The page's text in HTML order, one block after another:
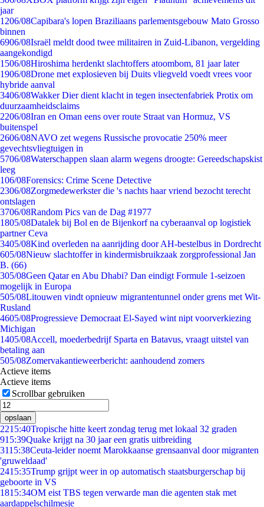
jaar
1206/08Capibara's lopen Braziliaans parlementsgebouw Mato Grosso
binnen
6906/08Israël meldt dood twee militairen in Zuid-Libanon, vergelding
aangekondigd
1506/08Hiroshima herdenkt slachtoffers atoombom, 81 jaar later
1906/08Drone met explosieven bij Duits vliegveld voedt vrees voor
hybride aanval
3406/08Wakker Dier dient klacht in tegen insectenfabriek Protix om
duurzaamheidsclaims
2206/08Iran en Oman eens over route Straat van Hormuz, VS
buitenspel
2606/08NAVO zet wegens Russische provocatie 250% meer
gevechtsvliegtuigen in
5706/08Waterschappen slaan alarm wegens droogte: Gereedschapskist
leeg
106/08Forensics: Crime Scene Detective
2306/08Zorgmedewerkster die 's nachts haar vriend bezocht terecht
ontslagen
3706/08Random Pics van de Dag #1977
1805/08Datalek bij Bol en de Bijenkorf na cyberaanval op logistiek
partner Ceva
3405/08Kind overleden na aanrijding door AH-bestelbus in Dordrecht
605/08Nieuw slachtoffer in kindermisbruikzaak zorgprofessional Jan
B. (66)
305/08Geen Qatar en Abu Dhabi? Dan eindigt Formule 1-seizoen
mogelijk in Europa
505/08Litouwen vindt opnieuw migrantentunnel onder grens met Wit-
Rusland
4605/08Progressieve Democraat El-Sayed wint nipt voorverkiezing
Michigan
1405/08Accell, moederbedrijf Sparta en Batavus, vraagt uitstel van
betaling aan
505/08Zomervakantieweerbericht: aanhoudend zomers
Actieve items
Actieve items
Scrollbar gebruiken
opslaan
2215:40Tropische hitte keert zondag terug met lokaal 32 graden
915:39Quake krijgt na 30 jaar een gratis uitbreiding
3115:38Ceuta-leider noemt Marokkaanse grensaanval door migranten
'gruweldaad'
2415:35Trump grijpt weer in op automatisch staatsburgerschap bij
geboorte in VS
1815:34OM eist TBS tegen verwarde man die agenten stak met
aardappelschilmesje